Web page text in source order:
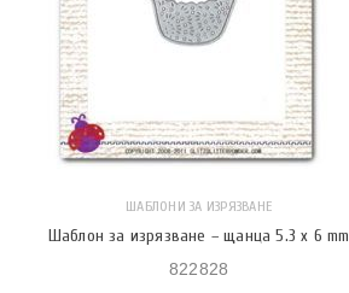
ШАБЛОНИ ЗА ИЗРЯЗВАНЕ
Шаблон за изрязване – щанца 5.3 x 6 mm
822828